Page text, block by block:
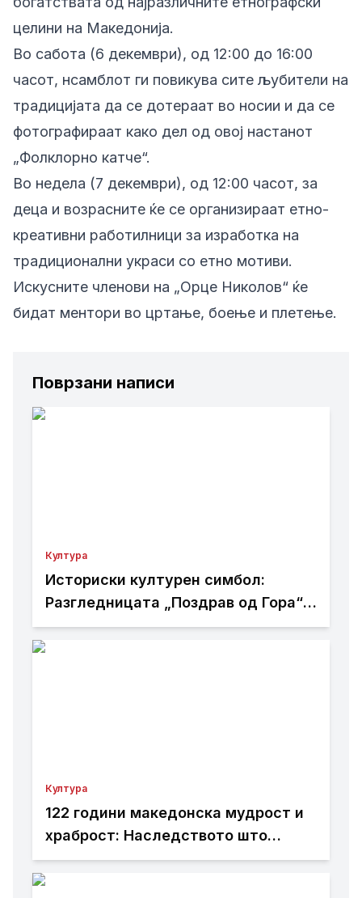
целини на Македонија.
Во сабота (6 декември), од 12:00 до 16:00
часот, нсамблот ги повикува сите љубители на
традицијата да се дотераат во носии и да се
фотографираат како дел од овој настанот
„Фолклорно катче“.
Во недела (7 декември), од 12:00 часот, за
деца и возрасните ќе се организираат етно-
креативни работилници за изработка на
традиционални украси со етно мотиви.
Искусните членови на „Орце Николов“ ќе
бидат ментори во цртање, боење и плетење.
Поврзани написи
Култура
Историски културен симбол:
Разгледницата „Поздрав од Гора“
отпечатена во Албанија
Култура
122 години македонска мудрост и
храброст: Наследството што
живее